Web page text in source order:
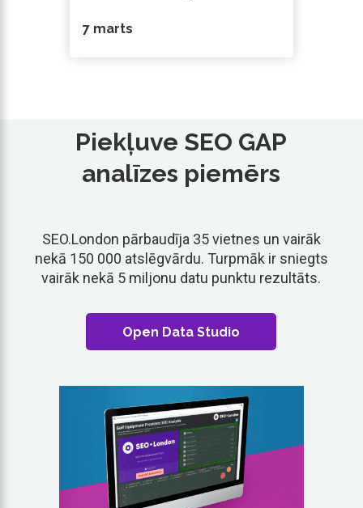
7 marts
Piekļuve SEO GAP
analīzes piemērs
SEO.London pārbaudīja 35 vietnes un vairāk
nekā 150 000 atslēgvārdu. Turpmāk ir sniegts
vairāk nekā 5 miljonu datu punktu rezultāts.
Open Data Studio